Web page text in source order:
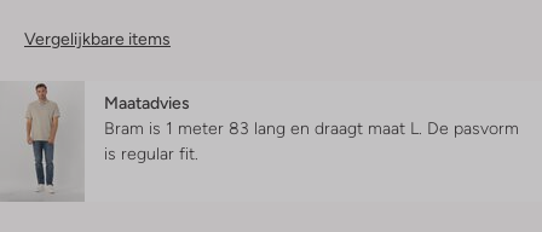
Vergelijkbare items
Maatadvies
Bram is 1 meter 83 lang en draagt maat L. De pasvorm
is regular fit